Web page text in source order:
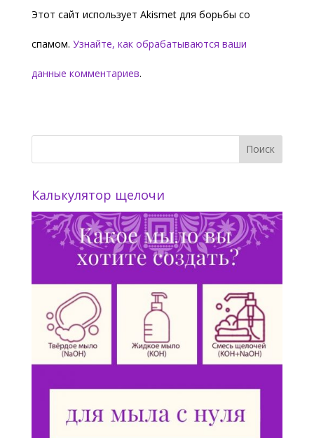
Этот сайт использует Akismet для борьбы со
спамом. Узнайте, как обрабатываются ваши
данные комментариев.
Калькулятор щелочи